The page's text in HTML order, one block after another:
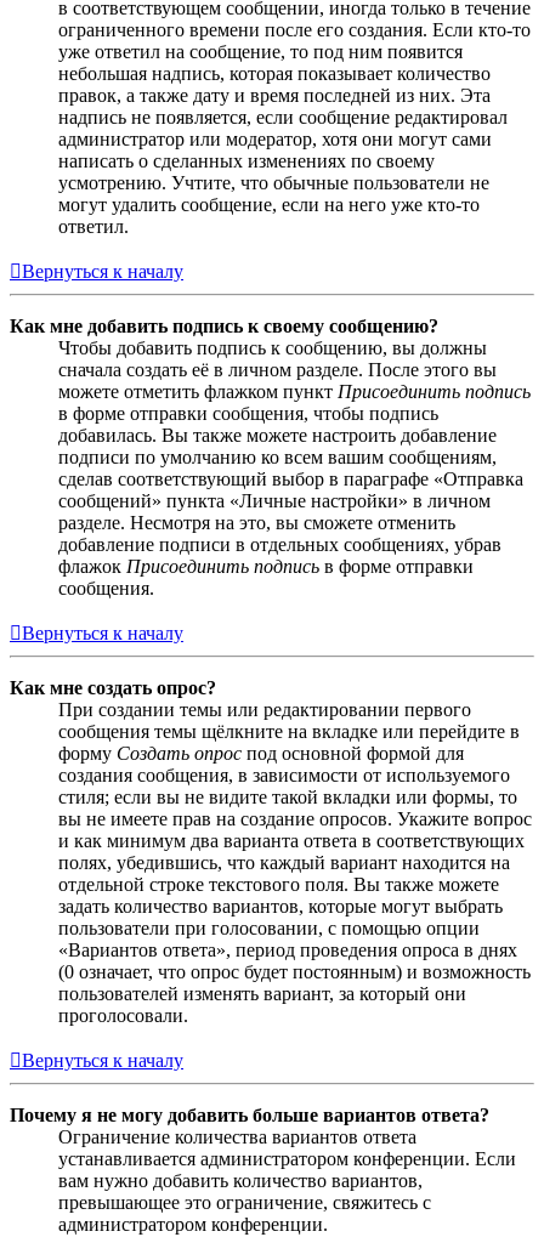
в соответствующем сообщении, иногда только в течение
ограниченного времени после его создания. Если кто-то
уже ответил на сообщение, то под ним появится
небольшая надпись, которая показывает количество
правок, а также дату и время последней из них. Эта
надпись не появляется, если сообщение редактировал
администратор или модератор, хотя они могут сами
написать о сделанных изменениях по своему
усмотрению. Учтите, что обычные пользователи не
могут удалить сообщение, если на него уже кто-то
ответил.
Вернуться к началу
Как мне добавить подпись к своему сообщению?
Чтобы добавить подпись к сообщению, вы должны
сначала создать её в личном разделе. После этого вы
можете отметить флажком пункт Присоединить подпись
в форме отправки сообщения, чтобы подпись
добавилась. Вы также можете настроить добавление
подписи по умолчанию ко всем вашим сообщениям,
сделав соответствующий выбор в параграфе «Отправка
сообщений» пункта «Личные настройки» в личном
разделе. Несмотря на это, вы сможете отменить
добавление подписи в отдельных сообщениях, убрав
флажок Присоединить подпись в форме отправки
сообщения.
Вернуться к началу
Как мне создать опрос?
При создании темы или редактировании первого
сообщения темы щёлкните на вкладке или перейдите в
форму Создать опрос под основной формой для
создания сообщения, в зависимости от используемого
стиля; если вы не видите такой вкладки или формы, то
вы не имеете прав на создание опросов. Укажите вопрос
и как минимум два варианта ответа в соответствующих
полях, убедившись, что каждый вариант находится на
отдельной строке текстового поля. Вы также можете
задать количество вариантов, которые могут выбрать
пользователи при голосовании, с помощью опции
«Вариантов ответа», период проведения опроса в днях
(0 означает, что опрос будет постоянным) и возможность
пользователей изменять вариант, за который они
проголосовали.
Вернуться к началу
Почему я не могу добавить больше вариантов ответа?
Ограничение количества вариантов ответа
устанавливается администратором конференции. Если
вам нужно добавить количество вариантов,
превышающее это ограничение, свяжитесь с
администратором конференции.